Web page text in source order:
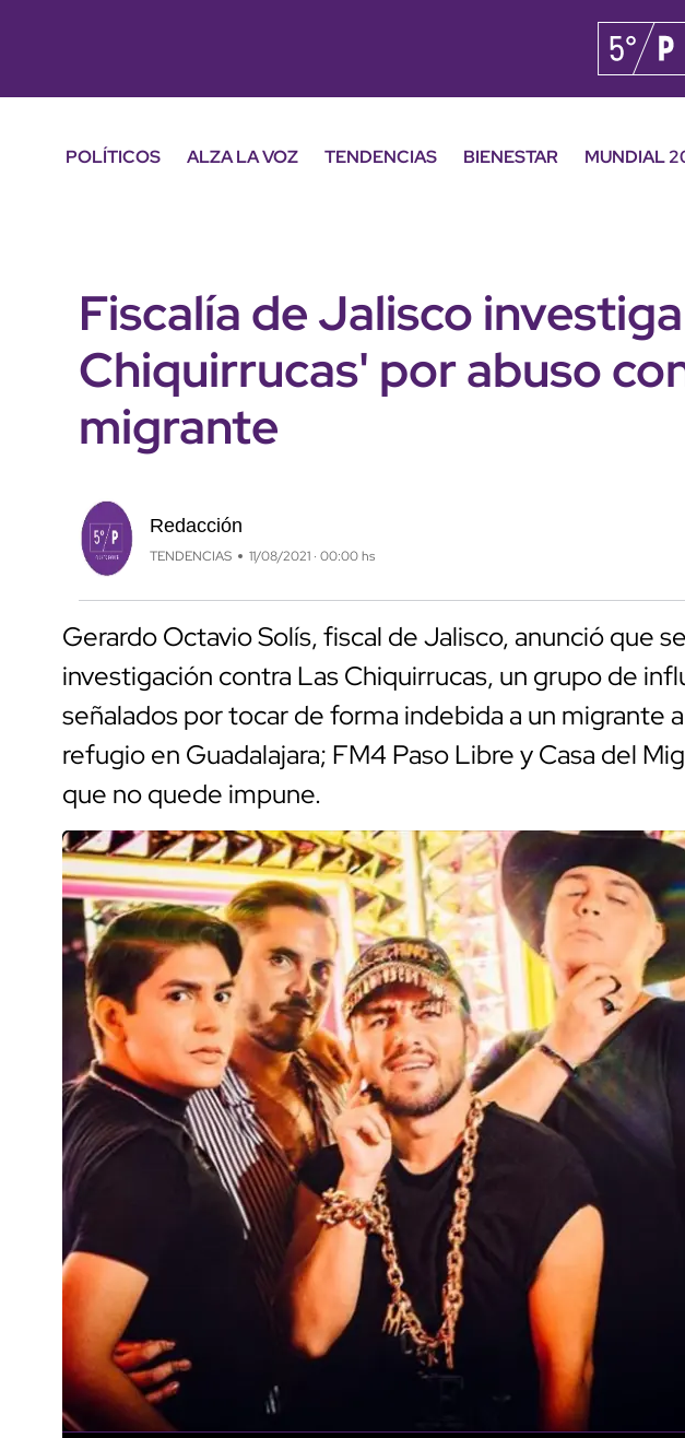
POLÍTICOS ALZA LA VOZ TENDENCIAS BIENESTAR
MUNDIAL
Fiscalía de Jalisco
Chiquirrucas' por abuso
migrante
Redacción
TENDENCIAS 11/08/2021 · 00:00 hs
Gerardo Octavio Solís, fiscal de Jalisco, anunció que
investigación contra Las Chiquirrucas, un grupo de
señalados por tocar de forma indebida a un migrante
refugio en Guadalajara; FM4 Paso Libre y Casa del
que no quede impune.